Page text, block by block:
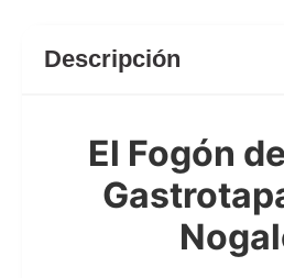
Descripción
El Fogón